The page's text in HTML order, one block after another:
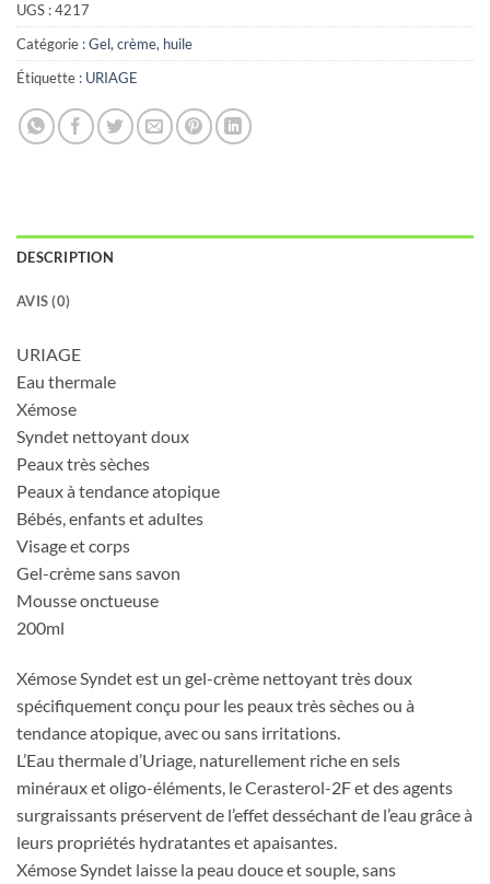
UGS :4217
Catégorie :Gel, crème, huile
Étiquette : URIAGE
DESCRIPTION
AVIS (0)
URIAGE
Eau thermale
Xémose
Syndet nettoyant doux
Peaux très sèches
Peaux à tendance atopique
Bébés, enfants et adultes
Visage et corps
Gel-crème sans savon
Mousse onctueuse
200ml
Xémose Syndet est un gel-crème nettoyant très doux
spécifiquement conçu pour les peaux très sèches ou à
tendance atopique, avec ou sans irritations.
L’Eau thermale d’Uriage, naturellement riche en sels
minéraux et oligo-éléments, le Cerasterol-2F et des agents
surgraissants préservent de l’effet desséchant de l’eau grâce à
leurs propriétés hydratantes et apaisantes.
Xémose Syndet laisse la peau douce et souple, sans